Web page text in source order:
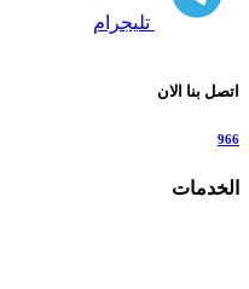
تليجرام
اتصل بنا الان
966
الخدمات